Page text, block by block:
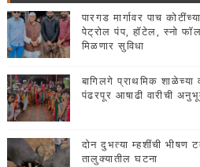
पारगड मार्गावर पाच
पेट्रोल पंप, हॉटेल, स्नो
मिळणार सुविधा
बागिलगे प्राथमिक शाळेच्या
पंढरपूर आषाढी वारीची
दोन दुभत्या म्हशींची भीषण
तालुक्यातील घटना